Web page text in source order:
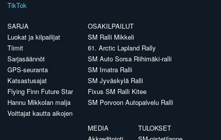
TikTok
SARJA
Luokat ja kilpailijat
Tiimit
Sarjasäännöt
GPS-seuranta
Katsastusajat
Flying Finn Future Star
Hannu Mikkolan malja
Voittajat kautta aikojen
OSAKILPAILUT
SM Ralli Mikkeli
61. Arctic Lapland Rally
SM Auto Sorsa Riihimäki-ralli
SM Imatra Ralli
SM Jyväskylä Ralli
Fixus SM Ralli Kitee
SM Porvoon Autopalvelu Ralli
MEDIA
TULOKSET